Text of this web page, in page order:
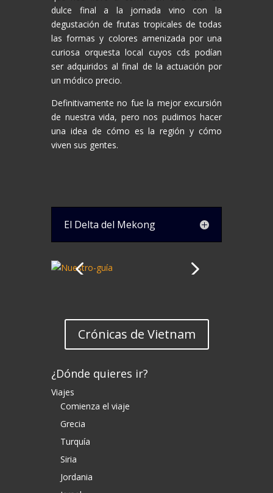
dulce final a la jornada vino con la
degustación de frutas tropicales de todas
las formas y colores amenizada por una
curiosa orquesta local cuyos cds podían
ser adquiridos al final de la actuación por
un módico precio.
Definitivamente no fue la mejor excursión
de nuestra vida, pero nos pudimos hacer
una idea de cómo es la región y cómo
viven sus gentes.
El Delta del Mekong
Crónicas de Vietnam
¿Dónde quieres ir?
Viajes
Comienza el viaje
Grecia
Turquía
Siria
Jordania